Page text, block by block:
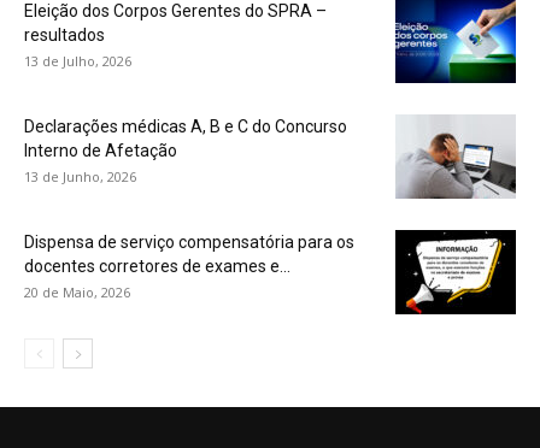
Eleição dos Corpos Gerentes do SPRA –
resultados
13 de Julho, 2026
Declarações médicas A, B e C do Concurso
Interno de Afetação
13 de Junho, 2026
Dispensa de serviço compensatória para os
docentes corretores de exames e...
20 de Maio, 2026